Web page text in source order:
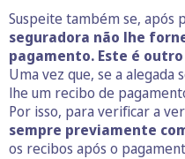
Suspeite também se, após
seguradora não lhe
pagamento. Este é
Uma vez que, se a alegada
lhe um recibo de
Por isso, para verificar a
sempre previamente
os recibos após o